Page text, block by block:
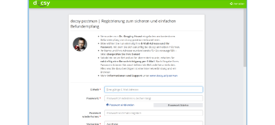
Beispiel: Befunde an zuweisende ÄrztInnen
verschicken Rezepte oder Bewilligungen an
Apotheken verschicken Die Übermittlung
ist sicher, DSGVO-konform und kostenlos.
Die Empfänger müssen sich...